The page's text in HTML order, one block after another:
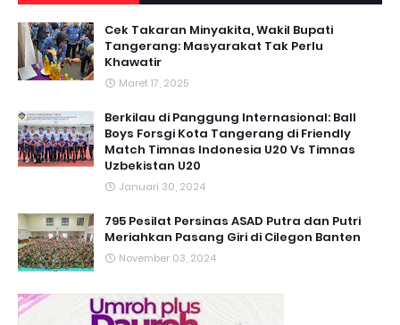
Cek Takaran Minyakita, Wakil Bupati
Tangerang: Masyarakat Tak Perlu
Khawatir
Maret 17, 2025
Berkilau di Panggung Internasional: Ball
Boys Forsgi Kota Tangerang di Friendly
Match Timnas Indonesia U20 Vs Timnas
Uzbekistan U20
Januari 30, 2024
795 Pesilat Persinas ASAD Putra dan Putri
Meriahkan Pasang Giri di Cilegon Banten
November 03, 2024